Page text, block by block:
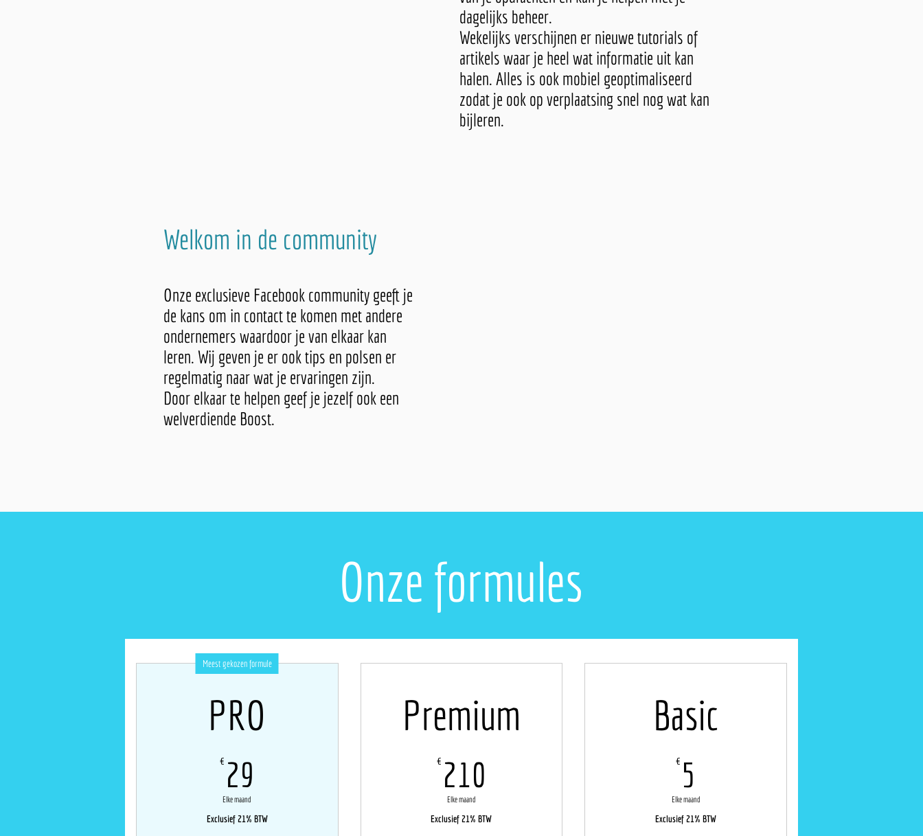
dagelijks beheer.
Wekelijks verschijnen er nieuwe tutorials of
artikels waar je heel wat informatie uit kan
halen. Alles is ook mobiel geoptimaliseerd
zodat je ook op verplaatsing snel nog wat kan
bijleren.
Welkom in de community
Onze exclusieve Facebook community geeft je
de kans om in contact te komen met andere
ondernemers waardoor je van elkaar kan
leren. Wij geven je er ook tips en polsen er
regelmatig naar wat je ervaringen zijn.
Door elkaar te helpen geef je jezelf ook een
welverdiende Boost.
Onze formules
Meest gekozen formule
PRO
€ 29
Elke maand
Exclusief 21% BTW
Premium
€ 210
Elke maand
Exclusief 21% BTW
Basic
€ 5
Elke maand
Exclusief 21% BTW